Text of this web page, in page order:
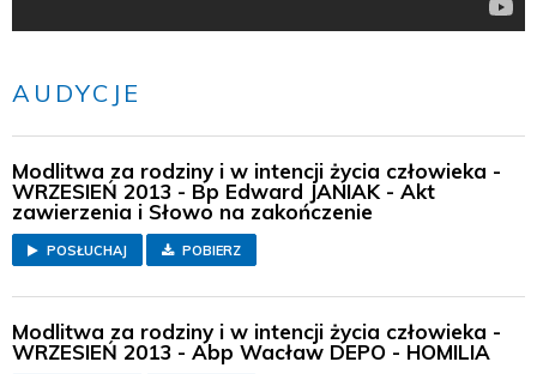
AUDYCJE
Modlitwa za rodziny i w intencji życia człowieka -
WRZESIEŃ 2013 - Bp Edward JANIAK - Akt
zawierzenia i Słowo na zakończenie
POSŁUCHAJ POBIERZ
Modlitwa za rodziny i w intencji życia człowieka -
WRZESIEŃ 2013 - Abp Wacław DEPO - HOMILIA